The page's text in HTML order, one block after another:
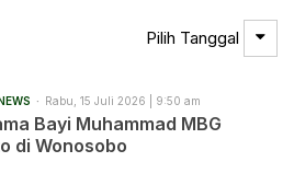
Pilih Tanggal
Rabu, 15 Juli 2026 | 9:50 am
Bayi Muhammad MBG
di Wonosobo